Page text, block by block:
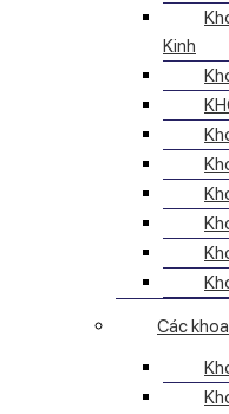
Kinh
Các